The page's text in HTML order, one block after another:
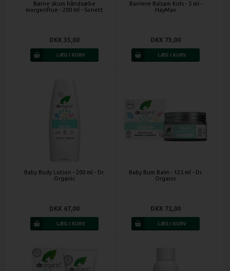
Børne skum håndsæbe
morgenfrue - 200 ml - Sonett
DKK 35,00
Barriere Balsam Kids - 5 ml -
HayMax
DKK 73,00
Baby Body Lotion - 200 ml - Dr.
Organic
DKK 67,00
Baby Bum Balm - 125 ml - Dr.
Organic
DKK 72,00